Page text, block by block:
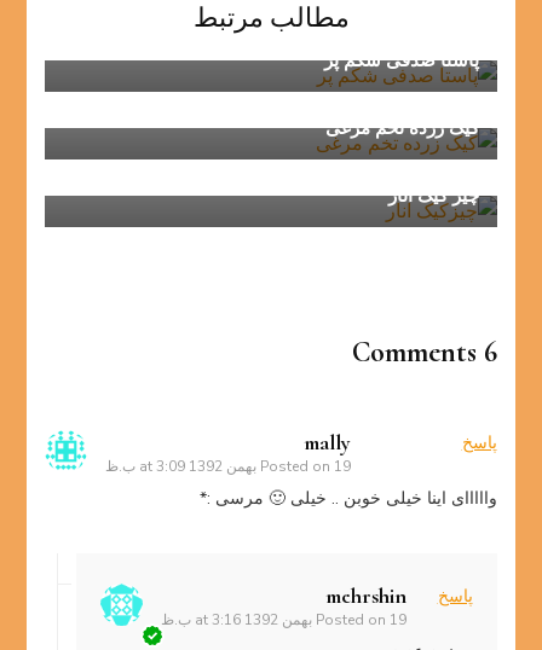
مطالب مرتبط
پاستا صدفی شکم پر
کیک زرده تخم مرغی
چیز کیک انار
6 Comments
mally
Posted on 19 بهمن 1392 at 3:09 ب.ظ
پاسخ
وااااای اینا خیلی خوبن .. خیلی 🙂 مرسی :*
mehrshin
Posted on 19 بهمن 1392 at 3:16 ب.ظ
پاسخ